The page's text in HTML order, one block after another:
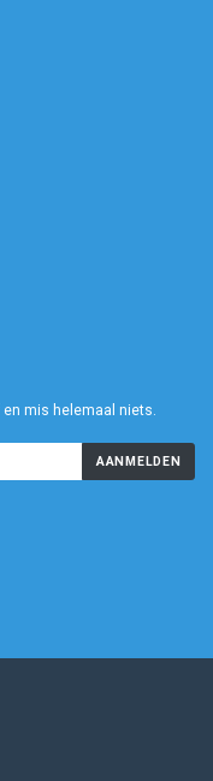
mis helemaal niets.
AANMELDEN